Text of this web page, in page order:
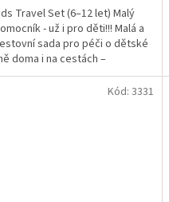
Travel Set (6–12 let) Malý
- už i pro děti!!! Malá a
sada pro péči o dětské
doma i na cestách –
Kód: 3331